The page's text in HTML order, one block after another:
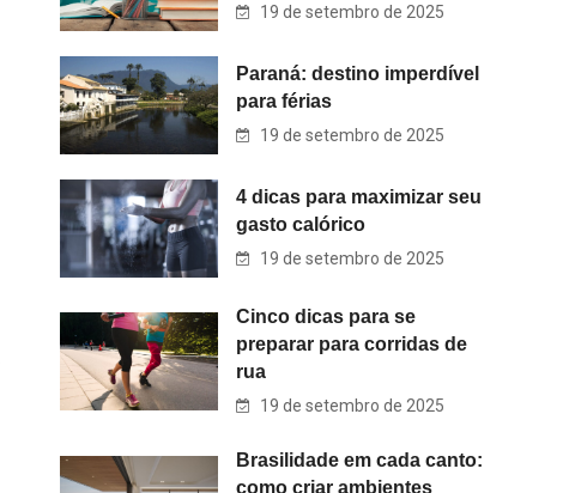
19 de setembro de 2025
Paraná: destino imperdível
para férias
19 de setembro de 2025
4 dicas para maximizar seu
gasto calórico
19 de setembro de 2025
Cinco dicas para se
preparar para corridas de
rua
19 de setembro de 2025
Brasilidade em cada canto:
como criar ambientes